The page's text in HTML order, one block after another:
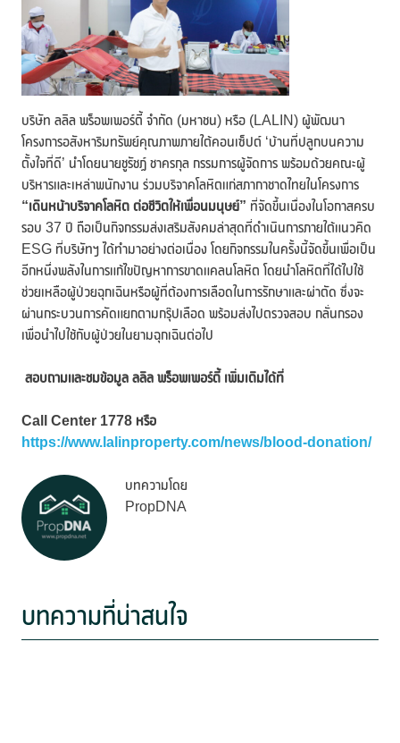
บริษัท ลลิล พร็อพเพอร์ตี้ จำกัด (มหาชน) หรือ (LALIN) ผู้พัฒนา
โครงการอสังหาริมทรัพย์คุณภาพภายใต้คอนเซ็ปต์ ‘บ้านที่ปลูกบนความ
ตั้งใจที่ดี’ นำโดยนายชูรัชฏ์ ชาครกุล กรรมการผู้จัดการ พร้อมด้วยคณะผู้
บริหารและเหล่าพนักงาน ร่วมบริจาคโลหิตแก่สภากาชาดไทยในโครงการ
“เดินหน้าบริจาคโลหิต ต่อชีวิตให้เพื่อนมนุษย์” ที่จัดขึ้นเนื่องในโอกาสครบ
รอบ 37 ปี ถือเป็นกิจกรรมส่งเสริมสังคมล่าสุดที่ดำเนินการภายใต้แนวคิด
ESG ที่บริษัทฯ ได้ทำมาอย่างต่อเนื่อง โดยกิจกรรมในครั้งนี้จัดขึ้นเพื่อเป็น
อีกหนึ่งพลังในการแก้ไขปัญหาการขาดแคลนโลหิต โดยนำโลหิตที่ได้ไปใช้
ช่วยเหลือผู้ป่วยฉุกเฉินหรือผู้ที่ต้องการเลือดในการรักษาและผ่าตัด ซึ่งจะ
ผ่านกระบวนการคัดแยกตามกรุ๊ปเลือด พร้อมส่งไปตรวจสอบ กลั่นกรอง
เพื่อนำไปใช้กับผู้ป่วยในยามฉุกเฉินต่อไป
สอบถามและชมข้อมูล ลลิล พร็อพเพอร์ตี้ เพิ่มเติมได้ที่
Call Center 1778 หรือ
https://www.lalinproperty.com/news/blood-donation/
บทความโดย
PropDNA
บทความที่น่าสนใจ